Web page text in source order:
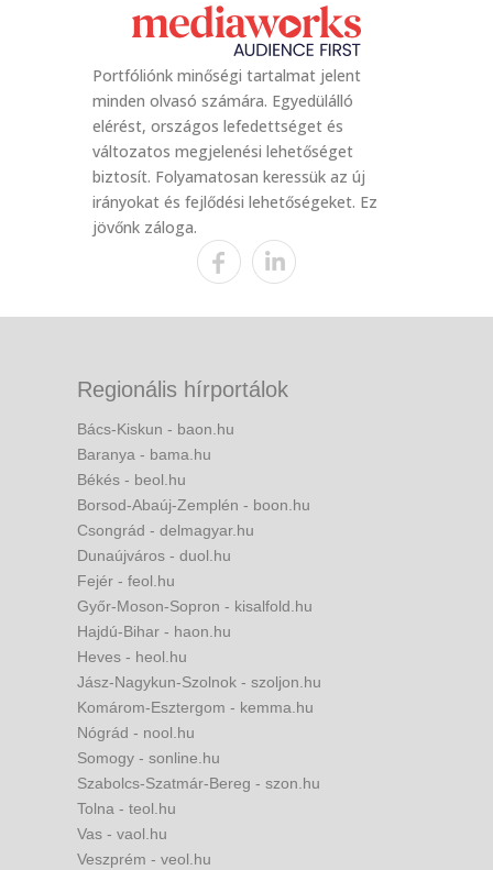
Portfóliónk minőségi tartalmat jelent
minden olvasó számára. Egyedülálló
elérést, országos lefedettséget és
változatos megjelenési lehetőséget
biztosít. Folyamatosan keressük az új
irányokat és fejlődési lehetőségeket. Ez
jövőnk záloga.
Regionális hírportálok
Bács-Kiskun - baon.hu
Baranya - bama.hu
Békés - beol.hu
Borsod-Abaúj-Zemplén - boon.hu
Csongrád - delmagyar.hu
Dunaújváros - duol.hu
Fejér - feol.hu
Győr-Moson-Sopron - kisalfold.hu
Hajdú-Bihar - haon.hu
Heves - heol.hu
Jász-Nagykun-Szolnok - szoljon.hu
Komárom-Esztergom - kemma.hu
Nógrád - nool.hu
Somogy - sonline.hu
Szabolcs-Szatmár-Bereg - szon.hu
Tolna - teol.hu
Vas - vaol.hu
Veszprém - veol.hu